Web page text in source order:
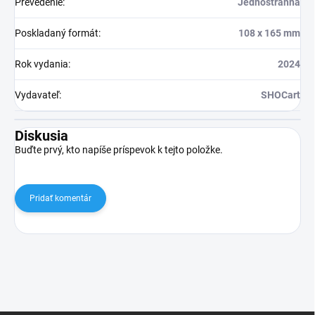
Prevedenie: Jednostranná
Poskladaný formát: 108 x 165 mm
Rok vydania: 2024
Vydavateľ: SHOCart
Diskusia
Buďte prvý, kto napíše príspevok k tejto položke.
Pridať komentár